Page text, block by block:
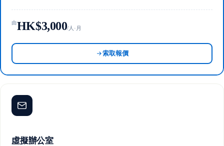
由HK$3,000/人·月
索取報價
虛擬辦公室